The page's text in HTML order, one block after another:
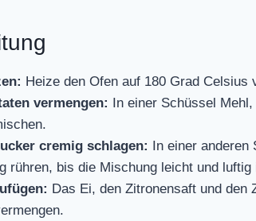
Heize den Ofen auf 180 Grad Celsius
vermengen: In einer Schüssel
cremig schlagen: In einer anderen
rühren, bis die Mischung leicht und luftig
Das Ei, den Zitronensaft und den